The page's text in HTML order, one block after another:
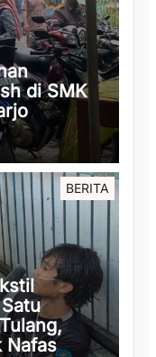
di SMK
BERITA
Nafas